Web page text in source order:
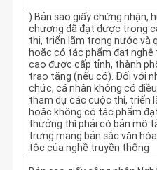
) Bản sao giấy chứng nhận,
chương đã đạt được trong
thi, triển lãm trong nước và
hoặc có tác phẩm đạt nghệ
cao được cấp tỉnh, thành
trao tặng (nếu có). Đối với
chức, cá nhân không có
tham dự các cuộc thi, triển
hoặc không có tác phẩm
thưởng thì phải có bản mô
trưng mang bản sắc văn
tộc của nghề truyền thống